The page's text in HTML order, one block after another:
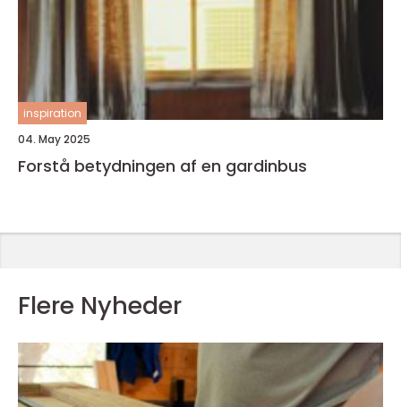
inspiration
04. May 2025
Forstå betydningen af en gardinbus
Flere Nyheder